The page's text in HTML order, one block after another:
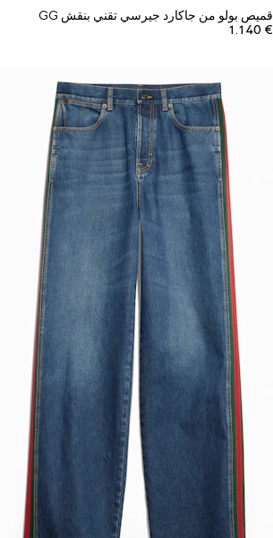
قميص بولو من جاكارد جيرسي تقني بنقش GG
€ 1.140